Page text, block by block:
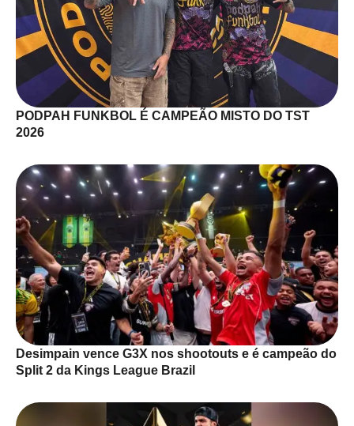
PODPAH FUNKBOL É CAMPEÃO MISTO DO TST
2026
Desimpain vence G3X nos shootouts e é campeão do
Split 2 da Kings League Brazil